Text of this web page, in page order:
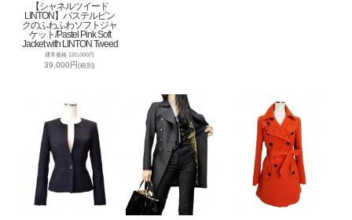
【シャネルツイード
LINTON】パステルピン
クのふわふわソフトジャ
ケット/Pastel Pink Soft
Jacket with LINTON Tweed
通常価格 120,000円
39,000円(税別)